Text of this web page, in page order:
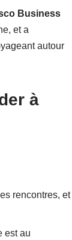
Business
et a
autour
à
rencontres, et
est au